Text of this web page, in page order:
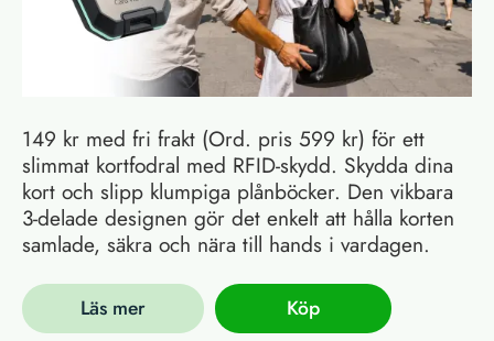
149 kr med fri frakt (Ord. pris 599 kr) för ett
slimmat kortfodral med RFID-skydd. Skydda dina
kort och slipp klumpiga plånböcker. Den vikbara
3-delade designen gör det enkelt att hålla korten
samlade, säkra och nära till hands i vardagen.
Läs mer Köp